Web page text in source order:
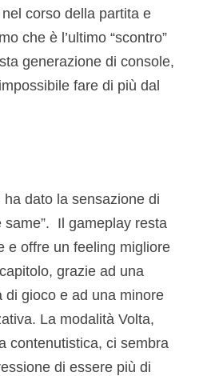
corso della partita e
che è l’ultimo “scontro”
generazione di console,
fare di più dal
dato la sensazione di
same”. Il gameplay resta
e offre un feeling migliore
grazie ad una
di gioco e ad una minore
La modalità Volta,
contenutistica, ci sembra
di essere più di